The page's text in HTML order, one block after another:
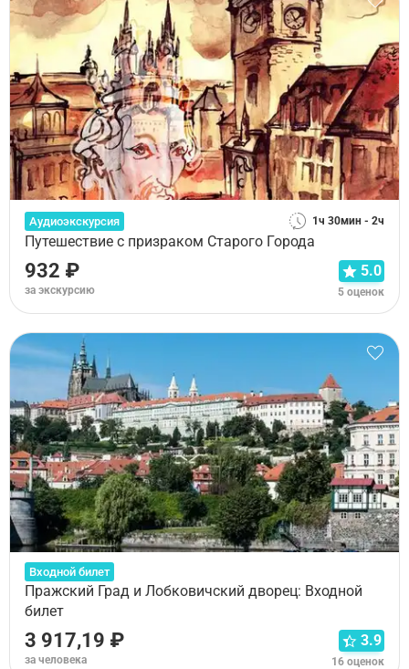
Аудиоэкскурсия 1ч 30мин - 2ч
Путешествие с призраком Старого Города
932 ₽
за экскурсию
5.0
5 оценок
Входной билет
Пражский Град и Лобковичский дворец: Входной
билет
3 917,19 ₽
за человека
3.9
16 оценок